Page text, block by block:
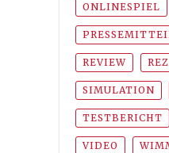
ONLINESPIEL
REVIEW
SIMULATION
TESTBERICHT
VIDEO